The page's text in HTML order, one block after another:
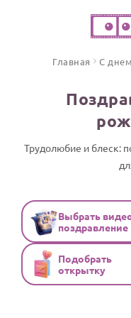
Видео поздравления
Песни
Стихи и тексты
ПРАЗДНИКИ
С Днем рождения
ИНСТРУМЕНТЫ
ТЕКСТЫ И ИДЕИ
ОТЗЫВЫ
Главная С
Трудолюбие и блеск:
Выбрать
поздравление
Подобрать
открытку